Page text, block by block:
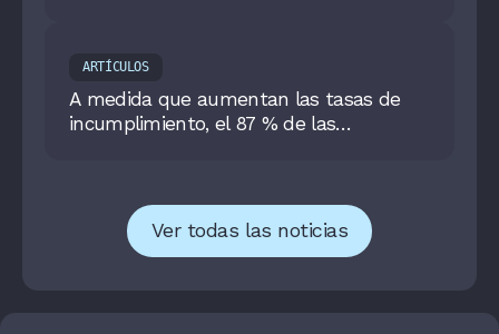
ARTÍCULOS
A medida que aumentan las tasas de
incumplimiento, el 87 % de las
rápidamente decisiones de riesgo
Ver todas las noticias